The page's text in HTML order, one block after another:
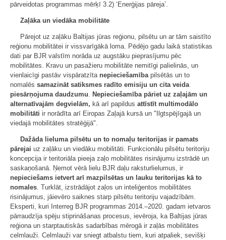
pārveidotas programmas mērķī 3.2) ‘Enerģijas pāreja’.
Zaļāka un viedāka mobilitāte
Pārejot uz zaļāku Baltijas jūras reģionu, pilsētu un ar tām saistīto
reģionu mobilitātei ir vissvarīgākā loma. Pēdējo gadu laikā statistikas
dati par BJR valstīm norāda uz augstāku pieprasījumu pēc
mobilitātes. Kravu un pasažieru mobilitāte nemitīgi palielinās, un
vienlaicīgi pastāv vispāratzīta nepieciešamībapilsētās un to
nomalēs samazināt satiksmes radīto emisiju un cita veida
piesārņojuma daudzumu. Nepieciešamība pāriet uz zaļajām un
alternatīvajām degvielām, kā arī papildus attīstīt multimodālo
mobilitāti ir norādīta arī Eiropas Zaļajā kursā un "Ilgtspējīgajā un
viedajā mobilitātes stratēģijā".
Dažāda lieluma pilsētu un to nomaļu teritorijas ir pamats
pārejai uz zaļāku un viedāku mobilitāti. Funkcionālu pilsētu teritoriju
koncepcija ir teritoriāla pieeja zaļo mobilitātes risinājumu izstrādē un
saskaņošanā. Ņemot vērā lielu BJR daļu raksturlielumus, ir
nepieciešams ietvert arī mazpilsētas un lauku teritorijas kā to
nomales. Turklāt, izstrādājot zaļos un inteliģentos mobilitātes
risinājumus, jāievēro saiknes starp pilsētu teritoriju vajadzībām.
Eksperti, kuri Interreg BJR programmas 2014.–2020. gadam ietvaros
pārraudzīja spēju stiprināšanas procesus, ievēroja, ka Baltijas jūras
reģiona un starptautiskās sadarbības mērogā ir zaļās mobilitātes
celmlauži. Celmlauži var sniegt atbalstu tiem, kuri atpaliek, sevišķi